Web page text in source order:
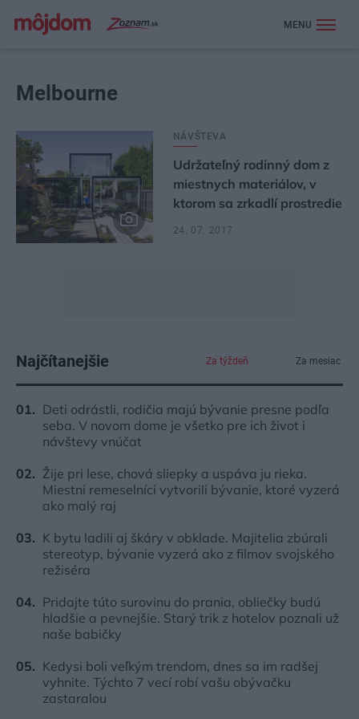
MENU
Melbourne
NÁVŠTEVA
Udržateľný rodinný dom z
miestnych materiálov, v
ktorom sa zrkadlí prostredie
24. 07. 2017
Najčítanejšie Za týždeň Za mesiac
Deti odrástli, rodičia majú bývanie presne podľa
seba. V novom dome je všetko pre ich život i
návštevy vnúčat
Žije pri lese, chová sliepky a uspáva ju rieka.
Miestni remeselníci vytvorili bývanie, ktoré vyzerá
ako malý raj
K bytu ladili aj škáry v obklade. Majitelia zbúrali
stereotyp, bývanie vyzerá ako z filmov svojského
režiséra
Pridajte túto surovinu do prania, obliečky budú
hladšie a pevnejšie. Starý trik z hotelov poznali už
naše babičky
Kedysi boli veľkým trendom, dnes sa im radšej
vyhnite. Týchto 7 vecí robí vašu obývačku
zastaralou